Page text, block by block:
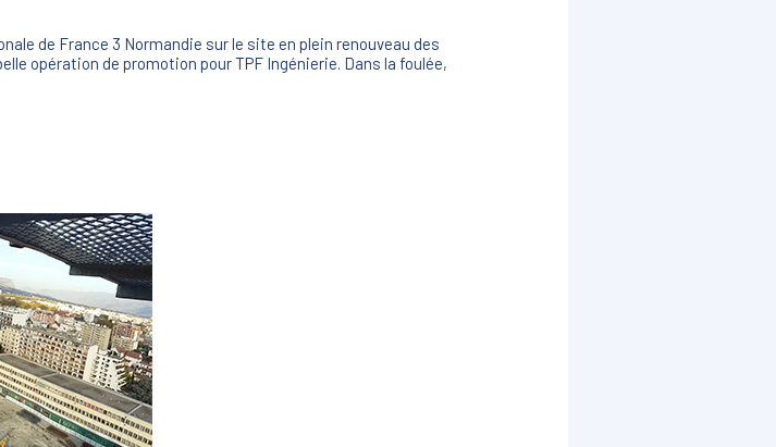
de France 3 Normandie sur le site en plein renouveau des
opération de promotion pour TPF Ingénierie. Dans la foulée,